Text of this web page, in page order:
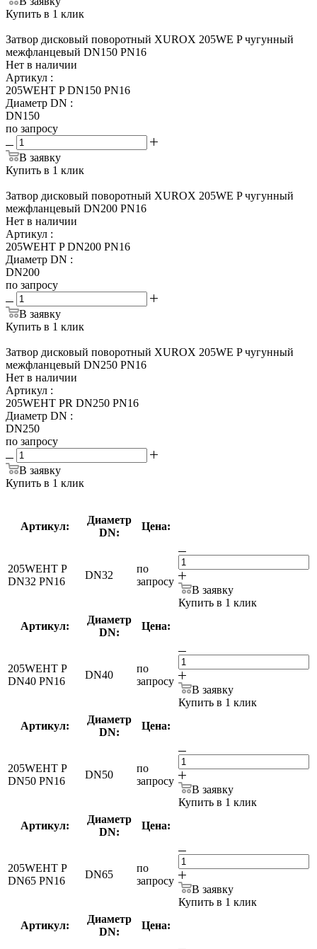
Купить в 1 клик
Затвор дисковый поворотный XUROX 205WE P чугунный
межфланцевый DN150 PN16
Нет в наличии
Артикул :
205WEHT P DN150 PN16
Диаметр DN :
DN150
по запросу
В заявку
Купить в 1 клик
Затвор дисковый поворотный XUROX 205WE P чугунный
межфланцевый DN200 PN16
Нет в наличии
Артикул :
205WEHT P DN200 PN16
Диаметр DN :
DN200
по запросу
В заявку
Купить в 1 клик
Затвор дисковый поворотный XUROX 205WE P чугунный
межфланцевый DN250 PN16
Нет в наличии
Артикул :
205WEHT PR DN250 PN16
Диаметр DN :
DN250
по запросу
В заявку
Купить в 1 клик
Артикул:
Диаметр
DN:
Цена:
205WEHT P
DN32 PN16
DN32
по
запросу
В заявку
Купить в 1 клик
Артикул:
Диаметр
DN:
Цена:
205WEHT P
DN40 PN16
DN40
по
запросу
В заявку
Купить в 1 клик
Артикул:
Диаметр
DN:
Цена:
205WEHT P
DN50 PN16
DN50
по
запросу
В заявку
Купить в 1 клик
Артикул:
Диаметр
DN:
Цена:
205WEHT P
DN65 PN16
DN65
по
запросу
В заявку
Купить в 1 клик
Артикул:
Диаметр
DN:
Цена: